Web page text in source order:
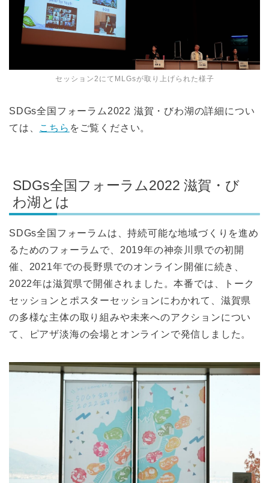
セッション2にてMLGsが取り上げられた様子
SDGs全国フォーラム2022 滋賀・びわ湖の詳細につい
ては、 こちら をご覧ください。
SDGs全国フォーラム2022 滋賀・び
わ湖とは
SDGs全国フォーラムは、持続可能な地域づくりを進め
るためのフォーラムで、2019年の神奈川県での初開
催、2021年での長野県でのオンライン開催に続き、
2022年は滋賀県で開催されました。本番では、トーク
セッションとポスターセッションにわかれて、滋賀県
の多様な主体の取り組みや未来へのアクションについ
て、ピアザ淡海の会場とオンラインで発信しました。